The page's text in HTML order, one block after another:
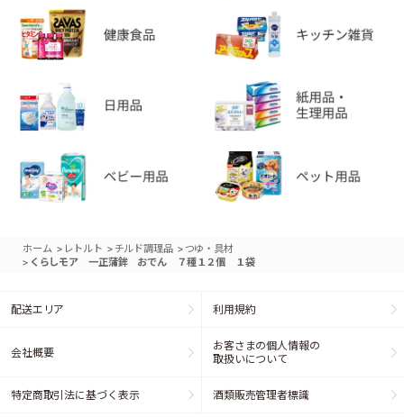
ホーム > レトルト >チルド調理品 > つゆ・具材
> くらしモア 一正蒲鉾 おでん ７種１２個 １袋
配送エリア 利用規約
会社概要
お客さまの個人情報の
取扱いについて
特定商取引法に基づく表示 酒類販売管理者標識